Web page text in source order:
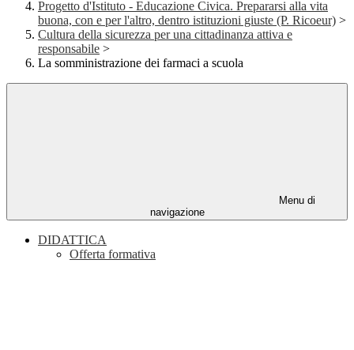
Progetto d'Istituto - Educazione Civica. Prepararsi alla vita
buona, con e per l'altro, dentro istituzioni giuste (P. Ricoeur) >
Cultura della sicurezza per una cittadinanza attiva e
responsabile >
La somministrazione dei farmaci a scuola
Menu di
navigazione
DIDATTICA
Offerta formativa